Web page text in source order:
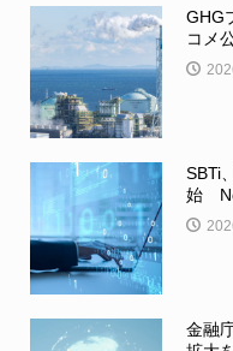
GHG
コメ
SBTi
始
金融